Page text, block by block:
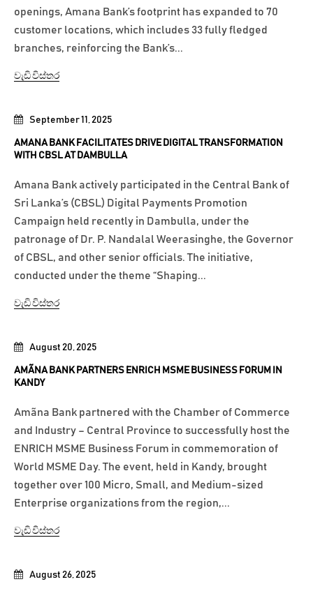
August 26, 2025
August 20, 2025
AMÃNA BANK PARTNERS ENRICH MSME BUSINESS FORUM IN
KANDY
Amãna Bank partnered with the Chamber of Commerce
and Industry – Central Province to successfully host the
ENRICH MSME Business Forum in commemoration of
World MSME Day. The event, held in Kandy, brought
together over 100 Micro, Small, and Medium-sized
Enterprise organizations from the region,...
වැඩි විස්තර
September 11, 2025
AMANA BANK FACILITATES DRIVE DIGITAL TRANSFORMATION
WITH CBSL AT DAMBULLA
Amana Bank actively participated in the Central Bank of
Sri Lanka’s (CBSL) Digital Payments Promotion
Campaign held recently in Dambulla, under the
patronage of Dr. P. Nandalal Weerasinghe, the Governor
of CBSL, and other senior officials. The initiative,
conducted under the theme “Shaping...
වැඩි විස්තර
openings, Amana Bank’s footprint has expanded to 70
customer locations, which includes 33 fully fledged
branches, reinforcing the Bank’s...
වැඩි විස්තර